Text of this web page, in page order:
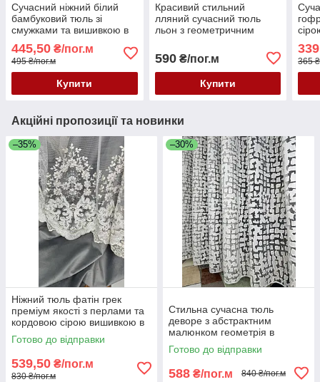
Сучасний ніжний білий
бамбуковий тюль зі
смужками та вишивкою в
445,50 ₴/пог.м
495 ₴/пог.м
Купити
Красивий стильний
лляний сучасний тюль
льон з геометричним
малюнком та вишивкою
внизу в зал, спальню, на
кухню
590₴/пог.м
Купити
365
Акційні пропозиції та новинки
–35%
Ніжний тюль фатін грек
преміум якості з перлами та
кордовою сірою вишивкою в
спальню, зал або вітальню.
Останній метраж 2.7 м
Готово до відправки
539,50 ₴/пог.м
830 ₴/пог.м
–30%
Стильна сучасна тюль
деворе з абстрактним
малюнком геометрія в
молочному кольорі
Готово до відправки
588 ₴/пог.м 840 ₴/пог.м